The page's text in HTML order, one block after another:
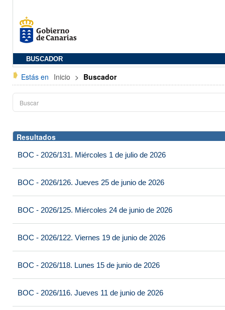
BUSCADOR
Estás en Inicio > Buscador
Resultados
BOC - 2026/131. Miércoles 1 de julio de 2026
BOC - 2026/126. Jueves 25 de junio de 2026
BOC - 2026/125. Miércoles 24 de junio de 2026
BOC - 2026/122. Viernes 19 de junio de 2026
BOC - 2026/118. Lunes 15 de junio de 2026
BOC - 2026/116. Jueves 11 de junio de 2026